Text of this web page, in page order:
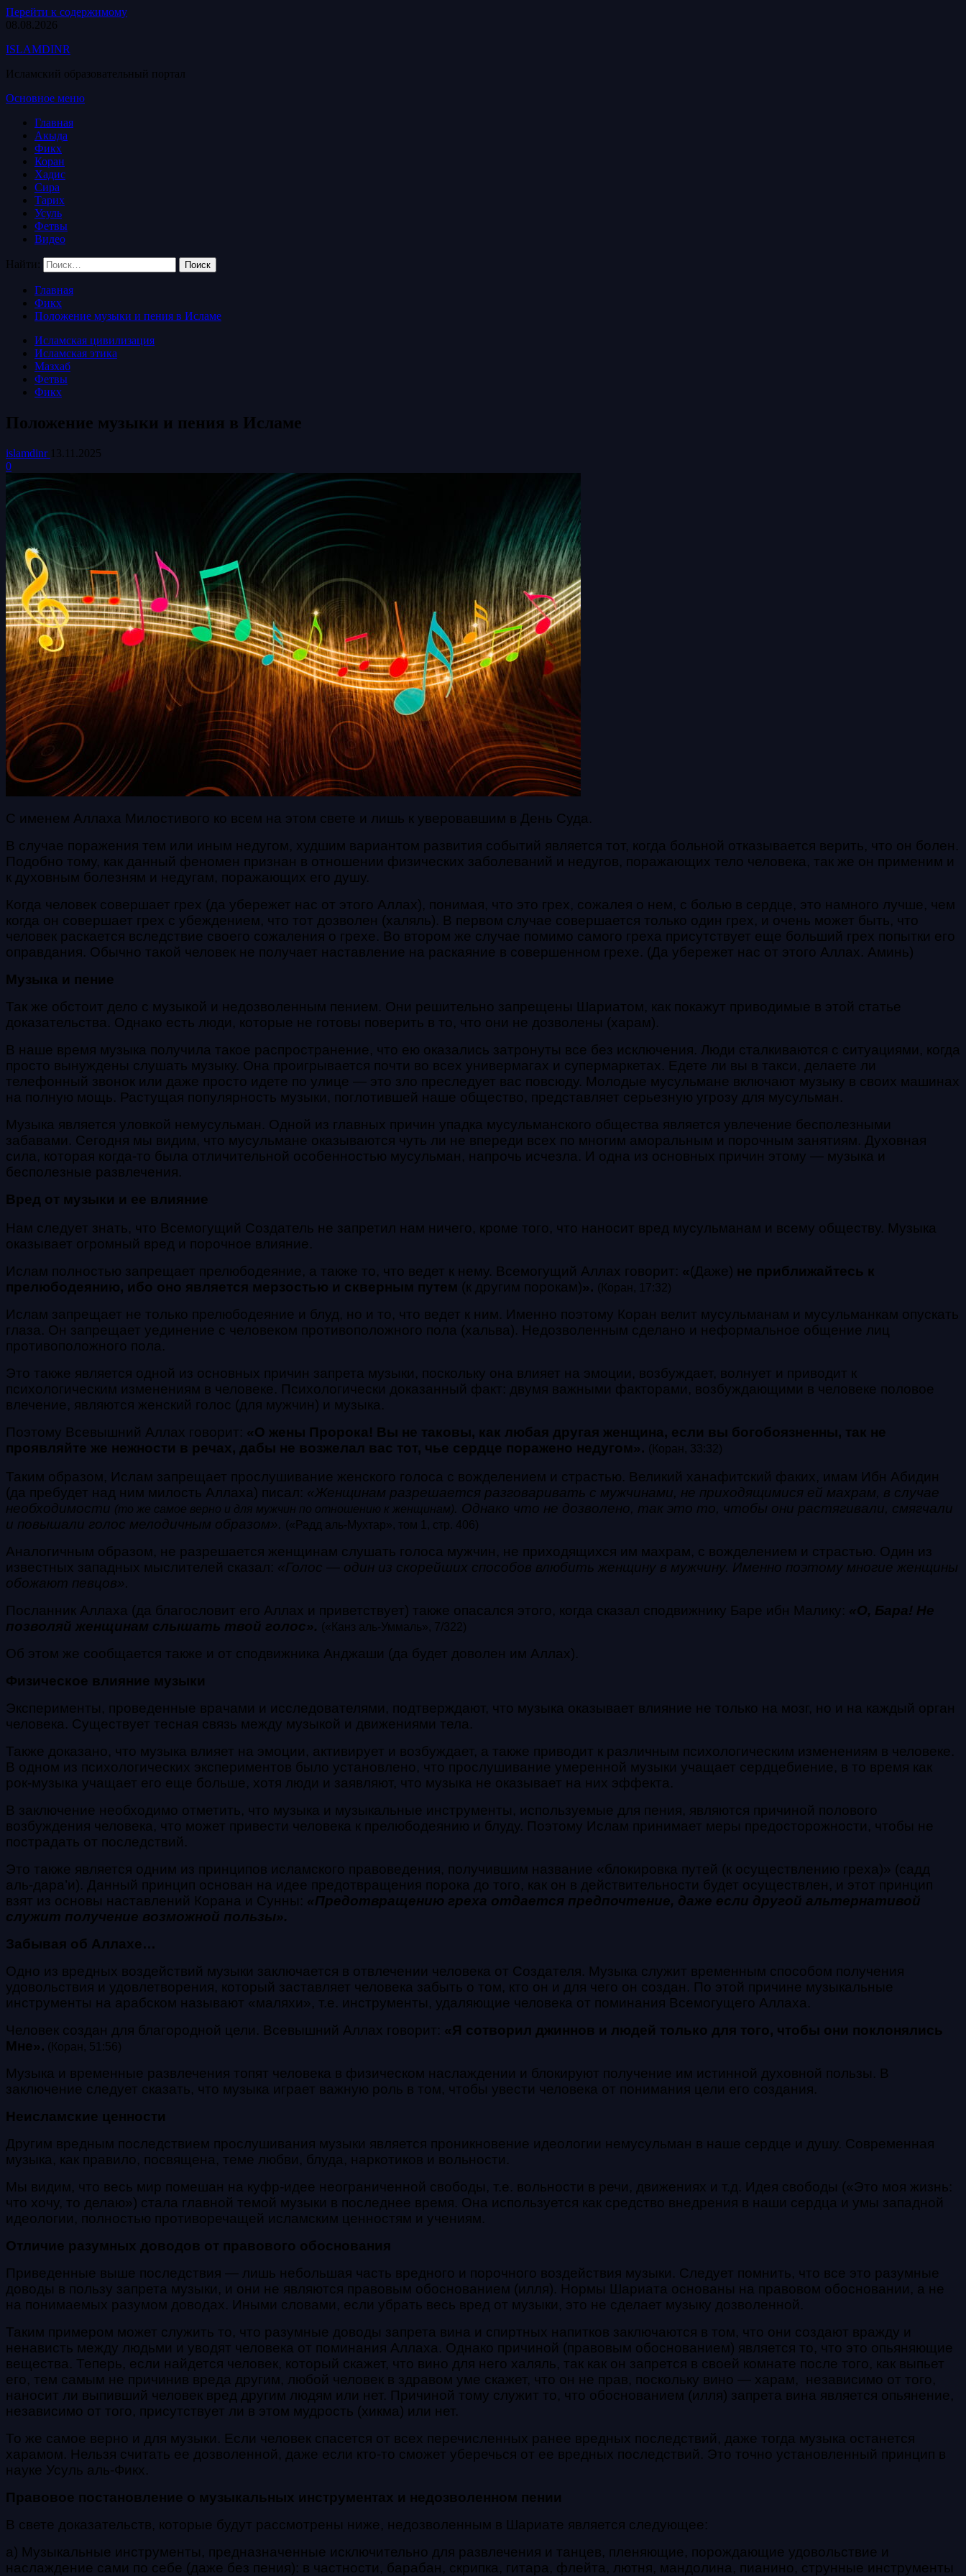
Перейти к содержимому
08.08.2026
ISLAMDINR
Исламский образовательный портал
Основное меню
Главная
Акыда
Фикх
Коран
Хадис
Сира
Тарих
Усуль
Фетвы
Видео
Найти:
Главная
Фикх
Положение музыки и пения в Исламе
Исламская цивилизация
Исламская этика
Мазхаб
Фетвы
Фикх
Положение музыки и пения в Исламе
islamdinr 13.11.2025
0
С именем Аллаха Милостивого ко всем на этом свете и лишь к уверовавшим в День Суда.
В случае поражения тем или иным недугом, худшим вариантом развития событий является тот, когда больной отказывается верить, что он болен.
Подобно тому, как данный феномен признан в отношении физических заболеваний и недугов, поражающих тело человека, так же он применим и
к духовным болезням и недугам, поражающих его душу.
Когда человек совершает грех (да убережет нас от этого Аллах), понимая, что это грех, сожалея о нем, с болью в сердце, это намного лучше, чем
когда он совершает грех с убеждением, что тот дозволен (халяль). В первом случае совершается только один грех, и очень может быть, что
человек раскается вследствие своего сожаления о грехе. Во втором же случае помимо самого греха присутствует еще больший грех попытки его
оправдания. Обычно такой человек не получает наставление на раскаяние в совершенном грехе. (Да убережет нас от этого Аллах. Аминь)
Музыка и пение
Так же обстоит дело с музыкой и недозволенным пением. Они решительно запрещены Шариатом, как покажут приводимые в этой статье
доказательства. Однако есть люди, которые не готовы поверить в то, что они не дозволены (харам).
В наше время музыка получила такое распространение, что ею оказались затронуты все без исключения. Люди сталкиваются с ситуациями, когда
просто вынуждены слушать музыку. Она проигрывается почти во всех универмагах и супермаркетах. Едете ли вы в такси, делаете ли
телефонный звонок или даже просто идете по улице — это зло преследует вас повсюду. Молодые мусульмане включают музыку в своих машинах
на полную мощь. Растущая популярность музыки, поглотившей наше общество, представляет серьезную угрозу для мусульман.
Музыка является уловкой немусульман. Одной из главных причин упадка мусульманского общества является увлечение бесполезными
забавами. Сегодня мы видим, что мусульмане оказываются чуть ли не впереди всех по многим аморальным и порочным занятиям. Духовная
сила, которая когда-то была отличительной особенностью мусульман, напрочь исчезла. И одна из основных причин этому — музыка и
бесполезные развлечения.
Вред от музыки и ее влияние
Нам следует знать, что Всемогущий Создатель не запретил нам ничего, кроме того, что наносит вред мусульманам и всему обществу. Музыка
оказывает огромный вред и порочное влияние.
Ислам полностью запрещает прелюбодеяние, а также то, что ведет к нему. Всемогущий Аллах говорит: «(Даже) не приближайтесь к
прелюбодеянию, ибо оно является мерзостью и скверным путем (к другим порокам)». (Коран, 17:32)
Ислам запрещает не только прелюбодеяние и блуд, но и то, что ведет к ним. Именно поэтому Коран велит мусульманам и мусульманкам опускать
глаза. Он запрещает уединение с человеком противоположного пола (хальва). Недозволенным сделано и неформальное общение лиц
противоположного пола.
Это также является одной из основных причин запрета музыки, поскольку она влияет на эмоции, возбуждает, волнует и приводит к
психологическим изменениям в человеке. Психологически доказанный факт: двумя важными факторами, возбуждающими в человеке половое
влечение, являются женский голос (для мужчин) и музыка.
Поэтому Всевышний Аллах говорит: «О жены Пророка! Вы не таковы, как любая другая женщина, если вы богобоязненны, так не
проявляйте же нежности в речах, дабы не возжелал вас тот, чье сердце поражено недугом». (Коран, 33:32)
Таким образом, Ислам запрещает прослушивание женского голоса с вожделением и страстью. Великий ханафитский факих, имам Ибн Абидин
(да пребудет над ним милость Аллаха) писал: «Женщинам разрешается разговаривать с мужчинами, не приходящимися ей махрам, в случае
необходимости (то же самое верно и для мужчин по отношению к женщинам). Однако что не дозволено, так это то, чтобы они растягивали, смягчали
и повышали голос мелодичным образом». («Радд аль-Мухтар», том 1, стр. 406)
Аналогичным образом, не разрешается женщинам слушать голоса мужчин, не приходящихся им махрам, с вожделением и страстью. Один из
известных западных мыслителей сказал: «Голос — один из скорейших способов влюбить женщину в мужчину. Именно поэтому многие женщины
обожают певцов».
Посланник Аллаха (да благословит его Аллах и приветствует) также опасался этого, когда сказал сподвижнику Баре ибн Малику: «О, Бара! Не
позволяй женщинам слышать твой голос». («Канз аль-Уммаль», 7/322)
Об этом же сообщается также и от сподвижника Анджаши (да будет доволен им Аллах).
Физическое влияние музыки
Эксперименты, проведенные врачами и исследователями, подтверждают, что музыка оказывает влияние не только на мозг, но и на каждый орган
человека. Существует тесная связь между музыкой и движениями тела.
Также доказано, что музыка влияет на эмоции, активирует и возбуждает, а также приводит к различным психологическим изменениям в человеке.
В одном из психологических экспериментов было установлено, что прослушивание умеренной музыки учащает сердцебиение, в то время как
рок-музыка учащает его еще больше, хотя люди и заявляют, что музыка не оказывает на них эффекта.
В заключение необходимо отметить, что музыка и музыкальные инструменты, используемые для пения, являются причиной полового
возбуждения человека, что может привести человека к прелюбодеянию и блуду. Поэтому Ислам принимает меры предосторожности, чтобы не
пострадать от последствий.
Это также является одним из принципов исламского правоведения, получившим название «блокировка путей (к осуществлению греха)» (садд
аль-дара’и). Данный принцип основан на идее предотвращения порока до того, как он в действительности будет осуществлен, и этот принцип
взят из основы наставлений Корана и Сунны: «Предотвращению греха отдается предпочтение, даже если другой альтернативой
служит получение возможной пользы».
Забывая об Аллахе…
Одно из вредных воздействий музыки заключается в отвлечении человека от Создателя. Музыка служит временным способом получения
удовольствия и удовлетворения, который заставляет человека забыть о том, кто он и для чего он создан. По этой причине музыкальные
инструменты на арабском называют «маляхи», т.е. инструменты, удаляющие человека от поминания Всемогущего Аллаха.
Человек создан для благородной цели. Всевышний Аллах говорит: «Я сотворил джиннов и людей только для того, чтобы они поклонялись
Мне». (Коран, 51:56)
Музыка и временные развлечения топят человека в физическом наслаждении и блокируют получение им истинной духовной пользы. В
заключение следует сказать, что музыка играет важную роль в том, чтобы увести человека от понимания цели его создания.
Неисламские ценности
Другим вредным последствием прослушивания музыки является проникновение идеологии немусульман в наше сердце и душу. Современная
музыка, как правило, посвящена, теме любви, блуда, наркотиков и вольности.
Мы видим, что весь мир помешан на куфр-идее неограниченной свободы, т.е. вольности в речи, движениях и т.д. Идея свободы («Это моя жизнь:
что хочу, то делаю») стала главной темой музыки в последнее время. Она используется как средство внедрения в наши сердца и умы западной
идеологии, полностью противоречащей исламским ценностям и учениям.
Отличие разумных доводов от правового обоснования
Приведенные выше последствия — лишь небольшая часть вредного и порочного воздействия музыки. Следует помнить, что все это разумные
доводы в пользу запрета музыки, и они не являются правовым обоснованием (илля). Нормы Шариата основаны на правовом обосновании, а не
на понимаемых разумом доводах. Иными словами, если убрать весь вред от музыки, это не сделает музыку дозволенной.
Таким примером может служить то, что разумные доводы запрета вина и спиртных напитков заключаются в том, что они создают вражду и
ненависть между людьми и уводят человека от поминания Аллаха. Однако причиной (правовым обоснованием) является то, что это опьяняющие
вещества. Теперь, если найдется человек, который скажет, что вино для него халяль, так как он запрется в своей комнате после того, как выпьет
его, тем самым не причинив вреда другим, любой человек в здравом уме скажет, что он не прав, поскольку вино — харам, независимо от того,
наносит ли выпивший человек вред другим людям или нет. Причиной тому служит то, что обоснованием (илля) запрета вина является опьянение,
независимо от того, присутствует ли в этом мудрость (хикма) или нет.
То же самое верно и для музыки. Если человек спасется от всех перечисленных ранее вредных последствий, даже тогда музыка останется
харамом. Нельзя считать ее дозволенной, даже если кто-то сможет уберечься от ее вредных последствий. Это точно установленный принцип в
науке Усуль аль-Фикх.
Правовое постановление о музыкальных инструментах и недозволенном пении
В свете доказательств, которые будут рассмотрены ниже, недозволенным в Шариате является следующее:
а) Музыкальные инструменты, предназначенные исключительно для развлечения и танцев, пленяющие, порождающие удовольствие и
наслаждение сами по себе (даже без пения): в частности, барабан, скрипка, гитара, флейта, лютня, мандолина, пианино, струнные инструменты